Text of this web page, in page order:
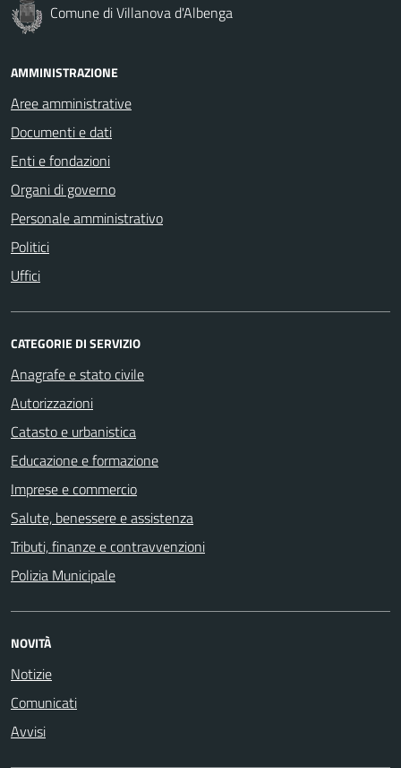
Comune di Villanova d'Albenga
AMMINISTRAZIONE
Aree amministrative
Documenti e dati
Enti e fondazioni
Organi di governo
Personale amministrativo
Politici
Uffici
CATEGORIE DI SERVIZIO
Anagrafe e stato civile
Autorizzazioni
Catasto e urbanistica
Educazione e formazione
Imprese e commercio
Salute, benessere e assistenza
Tributi, finanze e contravvenzioni
Polizia Municipale
NOVITÀ
Notizie
Comunicati
Avvisi